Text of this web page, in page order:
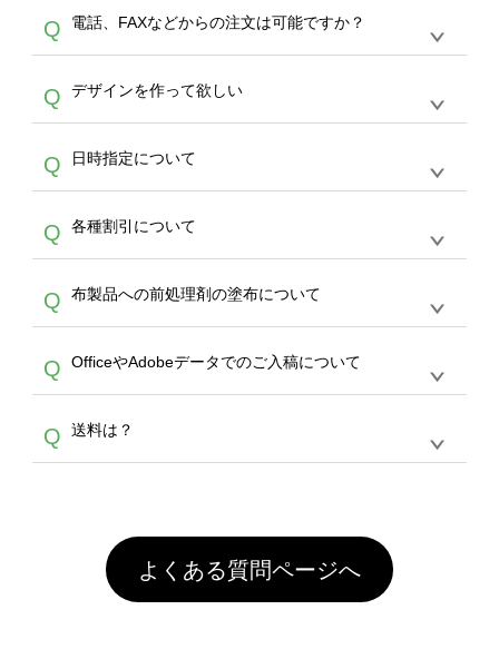
30枚以上やシルク印刷など、大口注文の場合
は、サポートが担当するエコバッグコンシェル
やタンブラーコンシェルをご利用ください。製
作する数量が多ければ多いほど、オンデマンド
サービスよりも低価格で製作することが可能で
す。
A
ドできるデータ形式は、JPG / PNG / AI / PSD /
PDF 形式になります。データの最大サイズ
写真などもアップロード可能です。使用できな
い画像はエラーになります。（※ Illustratorか
らの直接入稿には対応していません。AIで保存
し、デザインツールからアップロードして下さ
い）
Q 電話、FAXなどからの注文は可能ですか？
A
文のみ受け付けております。30個以上のご製
作をお考えの方は、サポートが担当するエコバ
スをご利用頂ければ、電話やFAX、メールなど
でご注文が可能です。
Q デザインを作って欲しい
A
を作って欲しい。などの場合は、製作数量が
30個以上であれば、サポート担当が、デザイ
バッグコンシェル
サー
ビスをご利用ください。(※ 30個以下の場合
は、デザインツールをご利用ください)
Q 日時指定について
A
ん。発送後18時以降に配送業者・伝票番号を
メールでお知らせいたしますので、直接配送業
者にご連絡いただき調整をお願い致します。
Q 各種割引について
A
カート内で自動的に割引(最大50%)が適用され
ます。 【付与ポイント】購入金額の1％が1ポ
イントとして付与され、次回ご注文時に1ポイ
ント＝1円としてお使いいただけます。ポイン
トは発送完了の翌日に付与され、次回ご注文時
からご利用頂けます。ポイントの有効期限は一
年間です。【会員ランク】過去10カ月のご注
文回数により会員ランク割引(最大5%)が適用
頂いても、ログインがされていなければ、ラン
クにカウントがされません。
Q 布製品への前処理剤の塗布について
A
意点（前処理剤）】カラー生地（Tシャツのホ
ワイト、トートバッグのナチュラル、ホワイト
といって、プリントを定着させるための処理剤
を塗布しており、短納期・低価格で商品をお届
害な性質で、水洗いで落とすことが可能です。
お手数ですが、お客様ご自身にて着用前に落と
していただけますようお願いいたします。※1
通常注文・直送機能でのご注文に関わらず、前
Q OfficeやAdobeデータでのご入稿について
A
ません。いずれのデータも該当デザインのみ画
像(JPEG,PNG,GIF,PDF)に変換、またはAdobe
Q 送料は？
引」などによるお値引きで4,000円未満になる
場合は送料がかかりますので、ご注意くださ
い。
よくある質問ページへ